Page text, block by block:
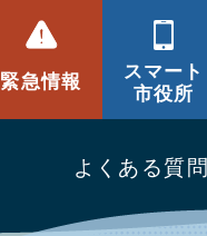
緊急情報
スマート
市役所
よくある質問